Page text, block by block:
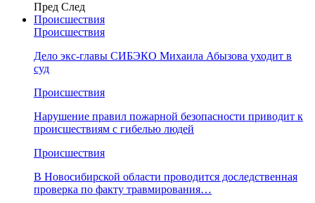
Пред След
Происшествия
Происшествия
Дело экс-главы СИБЭКО Михаила Абызова уходит в
суд
Происшествия
Нарушение правил пожарной безопасности приводит к
происшествиям с гибелью людей
Происшествия
В Новосибирской области проводится доследственная
проверка по факту травмирования…